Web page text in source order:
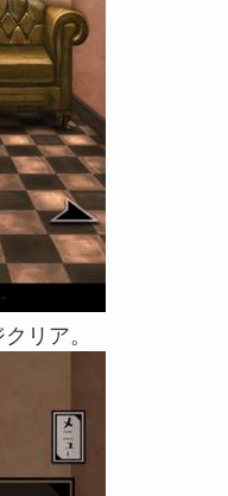
リア。